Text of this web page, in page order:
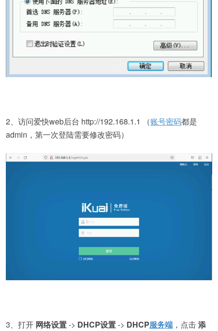
2、访问爱快web后台 http://192.168.1.1 （账号密码都是
admin，第一次登陆需要修改密码）
3、打开 网络设置-> DHCP设置-> DHCP服务端 ，点击添